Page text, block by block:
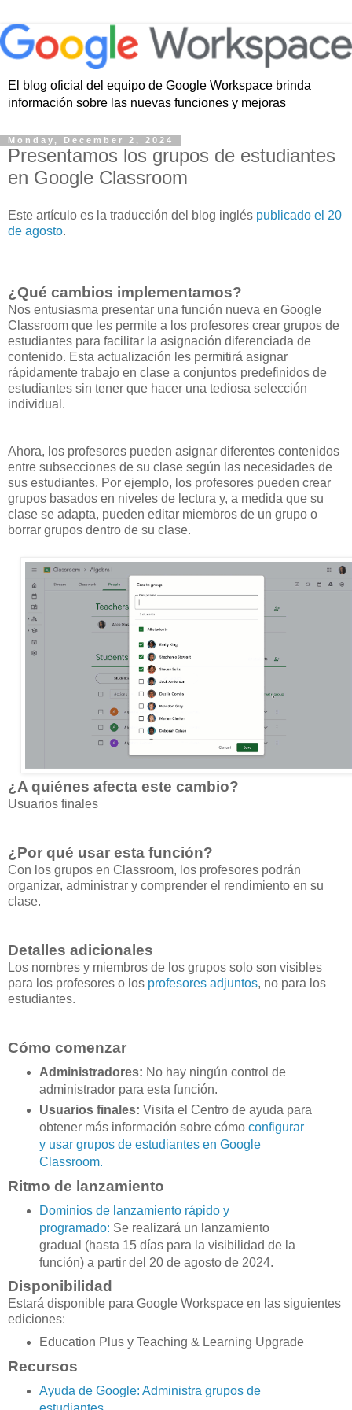
El blog oficial del equipo de Google Workspace brinda
información sobre las nuevas funciones y mejoras
Monday, December 2, 2024
Presentamos los grupos de estudiantes
en Google Classroom
Este artículo es la traducción del blog inglés publicado el 20
de agosto.
¿Qué cambios implementamos?
Nos entusiasma presentar una función nueva en Google
Classroom que les permite a los profesores crear grupos de
estudiantes para facilitar la asignación diferenciada de
contenido. Esta actualización les permitirá asignar
rápidamente trabajo en clase a conjuntos predefinidos de
estudiantes sin tener que hacer una tediosa selección
individual.
Ahora, los profesores pueden asignar diferentes contenidos
entre subsecciones de su clase según las necesidades de
sus estudiantes. Por ejemplo, los profesores pueden crear
grupos basados en niveles de lectura y, a medida que su
clase se adapta, pueden editar miembros de un grupo o
borrar grupos dentro de su clase.
¿A quiénes afecta este cambio?
Usuarios finales
¿Por qué usar esta función?
Con los grupos en Classroom, los profesores podrán
organizar, administrar y comprender el rendimiento en su
clase.
Detalles adicionales
Los nombres y miembros de los grupos solo son visibles
para los profesores o los profesores adjuntos, no para los
estudiantes.
Cómo comenzar
Administradores: No hay ningún control de
administrador para esta función.
Usuarios finales: Visita el Centro de ayuda para
obtener más información sobre cómo configurar
y usar grupos de estudiantes en Google
Classroom.
Ritmo de lanzamiento
Dominios de lanzamiento rápido y
programado: Se realizará un lanzamiento
gradual (hasta 15 días para la visibilidad de la
función) a partir del 20 de agosto de 2024.
Disponibilidad
Estará disponible para Google Workspace en las siguientes
ediciones:
Education Plus y Teaching & Learning Upgrade
Recursos
Ayuda de Google: Administra grupos de